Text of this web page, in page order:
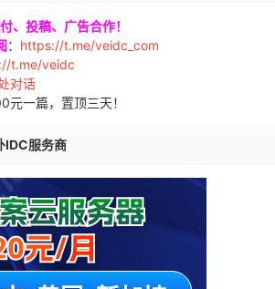
、投稿、广告合作！
： https://t.me/veidc_com
t.me/veidc
对话
元一篇，置顶三天！
IDC服务商